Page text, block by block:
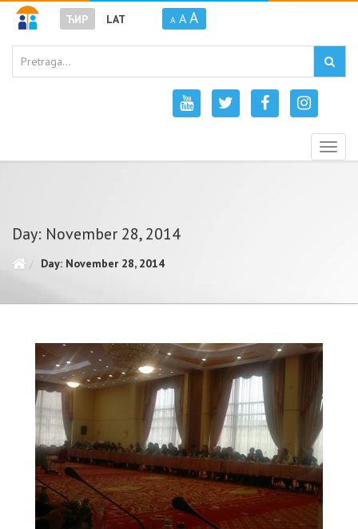
ЋИР LAT A A A
Day: November 28, 2014
Day: November 28, 2014